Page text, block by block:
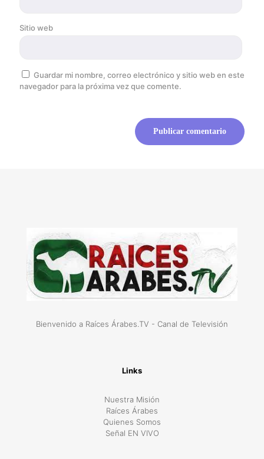
Sitio web
Guardar mi nombre, correo electrónico y sitio web en este
navegador para la próxima vez que comente.
Bienvenido a Raíces Árabes.TV - Canal de Televisión
Links
Nuestra Misión
Raíces Árabes
Quienes Somos
Señal EN VIVO